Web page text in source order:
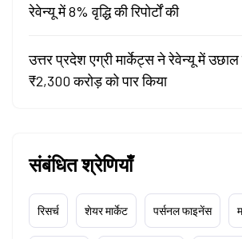
रेवेन्यू में 8% वृद्धि की रिपोर्टों की
उत्तर प्रदेश एग्री मार्केट्स ने रेवेन्यू में
₹2,300 करोड़ को पार किया
संबंधित श्रेणियाँ
रिसर्च शेयर मार्केट पर्सनल फाइनेंस